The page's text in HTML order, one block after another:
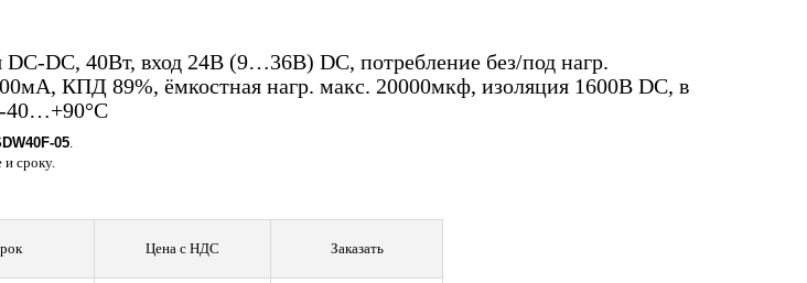
DC, 40Вт, вход 24В (9…36В) DC, потребление без/под нагр.
КПД 89%, ёмкостная нагр. макс. 20000мкф, изоляция 1600В DC, в
-40…+90°С
05
сроку.
Цена с НДС Заказать